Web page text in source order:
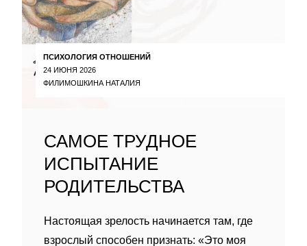
ПСИХОЛОГИЯ ОТНОШЕНИЙ
24 ИЮНЯ 2026
ФИЛИМОШКИНА НАТАЛИЯ
САМОЕ ТРУДНОЕ
ИСПЫТАНИЕ
РОДИТЕЛЬСТВА
Настоящая зрелость начинается там, где
взрослый способен признать: «Это моя